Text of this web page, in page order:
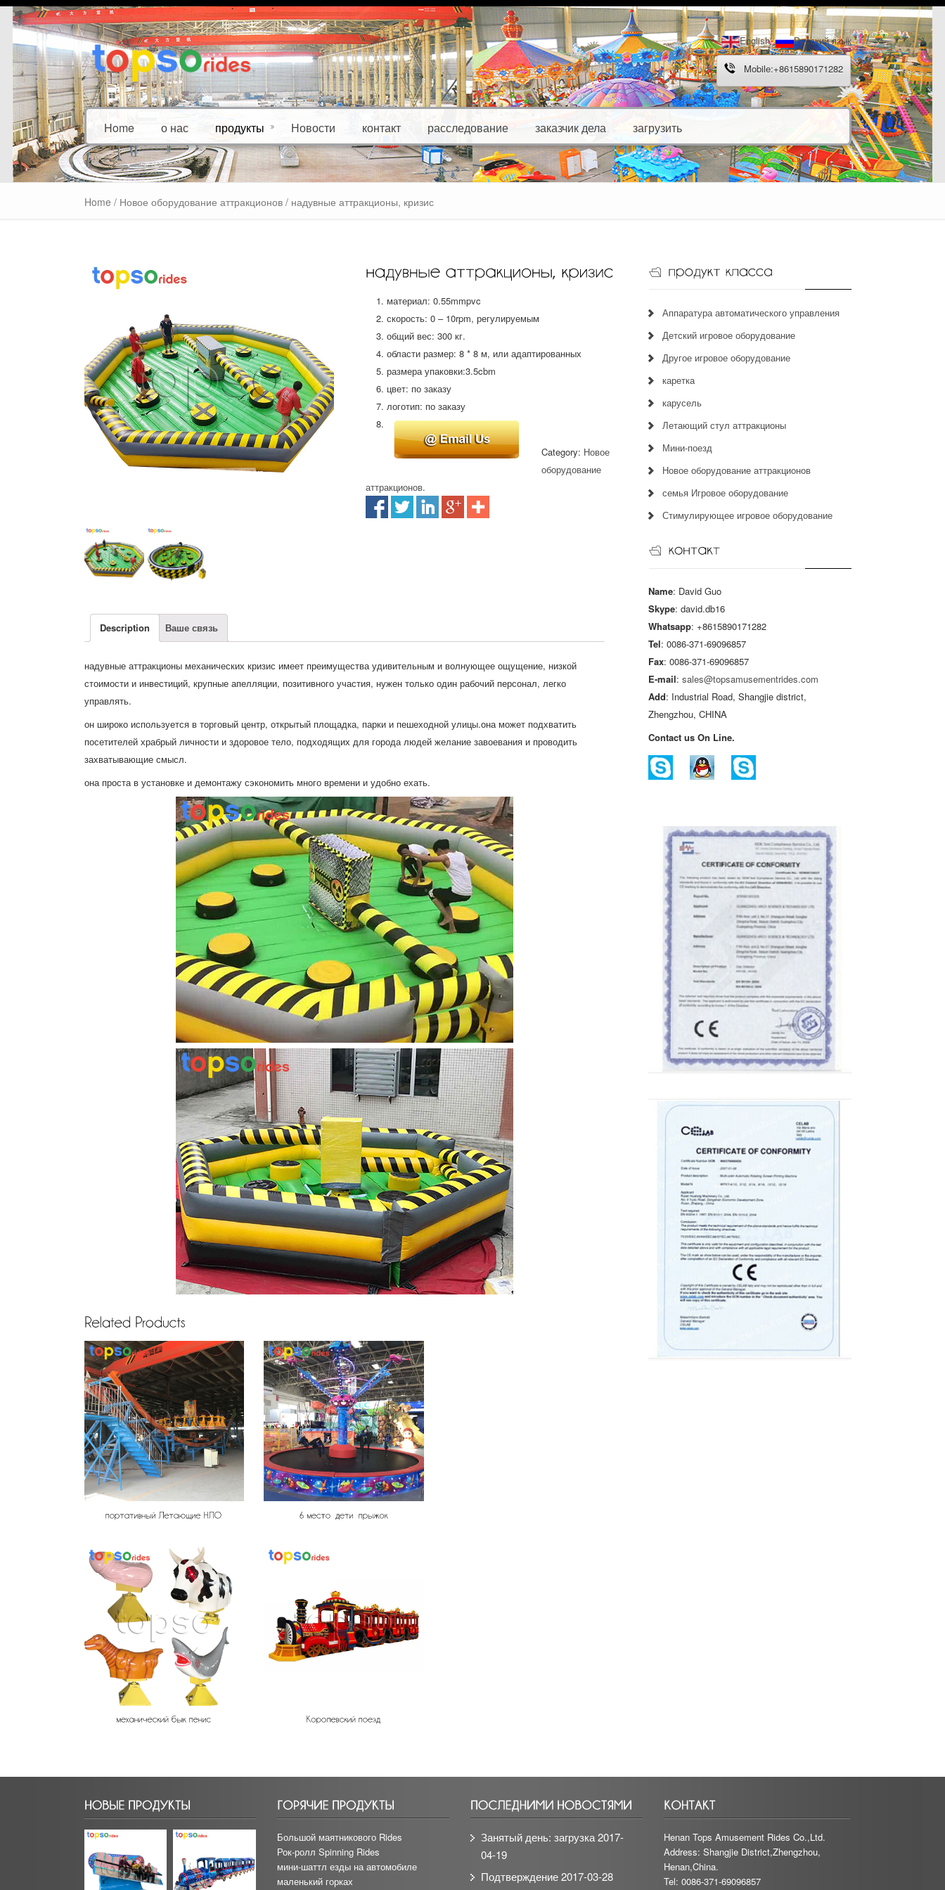
English Русский язык
Mobile:+8615890171282
Home о нас продукты Новости контакт расследование заказчик дела загрузить
Home / Новое оборудование аттракционов/ надувные аттракционы, кризис
материал: 0.55mmpvc
скорость: 0 – 10rpm, регулируемым
общий вес: 300 кг.
области размер: 8 * 8 м, или адаптированных
размера упаковки:3.5cbm
цвет: по заказу
логотип: по заказу
Category: Новое
оборудование
аттракционов.
Description Ваше связь
надувные аттракционы механических кризис имеет преимущества удивительным и волнующее ощущение, низкой
стоимости и инвестиций, крупные апелляции, позитивного участия, нужен только один рабочий персонал, легко
управлять.
он широко используется в торговый центр, открытый площадка, парки и пешеходной улицы.она может подхватить
посетителей храбрый личности и здоровое тело, подходящих для города людей желание завоевания и проводить
захватывающие смысл.
она проста в установке и демонтажу сэкономить много времени и удобно ехать.
Аппаратура автоматического управления
Детский игровое оборудование
Другое игровое оборудование
каретка
карусель
Летающий стул аттракционы
Мини-поезд
Новое оборудование аттракционов
семья Игровое оборудование
Стимулирующее игровое оборудование
Name: David Guo
Skype: david.db16
Whatsapp: +8615890171282
Tel: 0086-371-69096857
Fax: 0086-371-69096857
E-mail:sales@topsamusementrides.com
Add: Industrial Road, Shangjie district,
Zhengzhou, CHINA
Contact us On Line.
Большой маятникового Rides
Рок-ролл Spinning Rides
мини-шаттл езды на автомобиле
маленький горках
Занятый день: загрузка 2017-
04-19
Подтверждение 2017-03-28
Henan Tops Amusement Rides Co.,Ltd.
Address: Shangjie District,Zhengzhou,
Henan,China.
Tel: 0086-371-69096857